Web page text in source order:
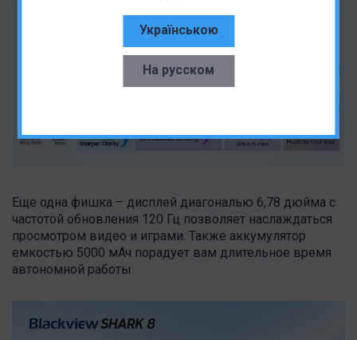
Українською
На русском
Еще одна фишка – дисплей диагональю 6,78 дюйма с
частотой обновления 120 Гц позволяет наслаждаться
просмотром видео и играми. Также аккумулятор
емкостью 5000 мАч порадует вам длительное время
автономной работы.